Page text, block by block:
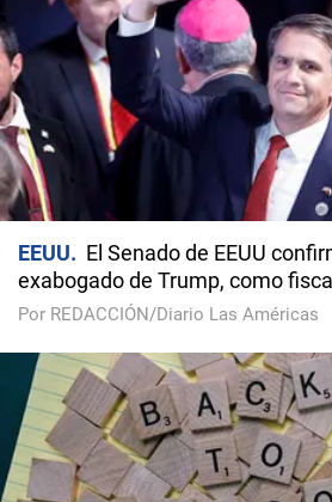
EEUU
El Senado de EEUU
exabogado de Trump, como
Por REDACCIÓN/Diario Las Américas